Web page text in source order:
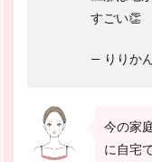
すごい👏
— りりか
今の家
に自宅